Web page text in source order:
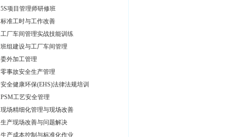
5S项目管理师研修班
标准工时与工作改善
工厂车间管理实战技能训练
班组建设与工厂车间管理
委外加工管理
零事故安全生产管理
安全健康环保(EHS)法律法规培训
PSM工艺安全管理
现场精细化管理与现场改善
生产现场改善与问题解决
生产成本控制与标准化作业